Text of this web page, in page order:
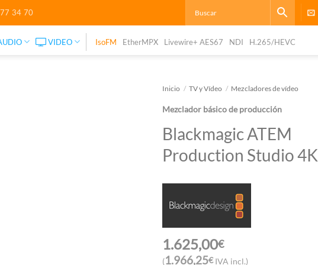
34 70
VIDEO IsoFM EtherMPX Livewire+ AES67 NDI H.265/HEVC
Inicio / TV y Vídeo / Mezcladores de vídeo
Mezclador básico de producción
Blackmagic ATEM
Production Studio 4K
1.625,00€
(1.966,25€IVA incl.)